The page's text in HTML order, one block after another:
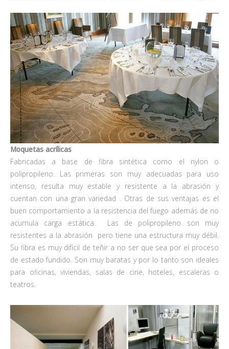
Moquetas acrílicas
Fabricadas a base de fibra sintética como el nylon o
polipropileno. Las primeras son muy adecuadas para uso
intenso, resulta muy estable y resistente a la abrasión y
cuentan con una gran variedad . Otras de sus ventajas es el
buen comportamiento a la resistencia del fuego además de no
acumula carga estática. Las de polipropileno son muy
resistentes a la abrasión pero tiene una estructura muy débil.
Su fibra es muy difícil de teñir a no ser que sea por el proceso
de estado fundido. Son muy baratas y por lo tanto son ideales
para oficinas, viviendas, salas de cine, hoteles, escaleras o
teatros.